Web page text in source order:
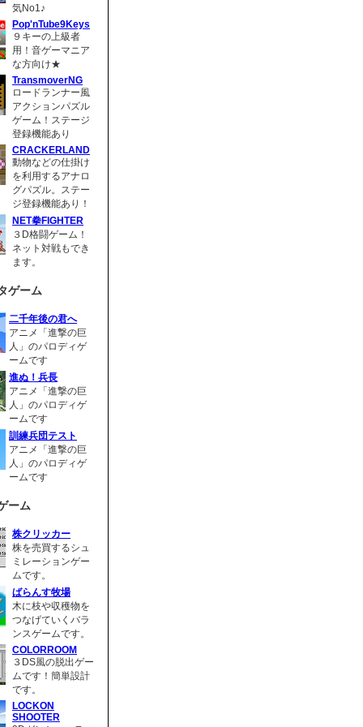
気No1♪
Pop'nTube9Keys
９キーの上級者
用！音ゲーマニア
な方向け★
TransmoverNG
ロードランナー風
アクションパズル
ゲーム！ステージ
登録機能あり
CRACKERLAND
動物などの仕掛け
を利用するアナロ
グパズル。ステー
ジ登録機能あり！
NET拳FIGHTER
３D格闘ゲーム！
ネット対戦もでき
ます。
ゲーム
二千年後の君へ
アニメ「進撃の巨
人」のパロディゲ
ームです
進ぬ！兵長
アニメ「進撃の巨
人」のパロディゲ
ームです
訓練兵団テスト
アニメ「進撃の巨
人」のパロディゲ
ームです
ーム
株クリッカー
株を売買するシュ
ミレーションゲー
ムです。
ばらんす牧場
木に枝や収穫物を
つなげていくバラ
ンスゲームです。
COLORROOM
３DS風の脱出ゲー
ムです！簡単設計
です。
LOCKON
SHOOTER